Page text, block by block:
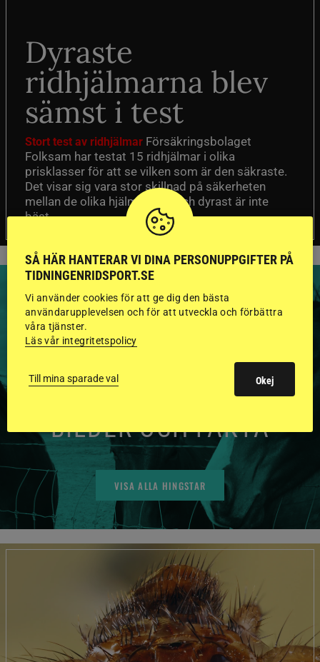
Dyraste
ridhjälmarna blev
sämst i test
Stort test av ridhjälmar Försäkringsbolaget
Folksam har testat 15 ridhjälmar i olika
prisklasser för att se vilken som är den säkraste.
Det visar sig vara stor skillnad på säkerheten
mellan de olika hjälmarna – och dyrast är inte
bäst.
HINGSTAR ONLINE
GODKÄNDA HINGSTAR I
FLERA KATEGORIER MED
BILDER OCH FAKTA
VISA ALLA HINGSTAR
SÅ HÄR HANTERAR VI DINA PERSONUPPGIFTER PÅ
TIDNINGENRIDSPORT.SE
Vi använder cookies för att ge dig den bästa
användarupplevelsen och för att utveckla och förbättra
våra tjänster.
Läs vår integritetspolicy
Till mina sparade val Okej